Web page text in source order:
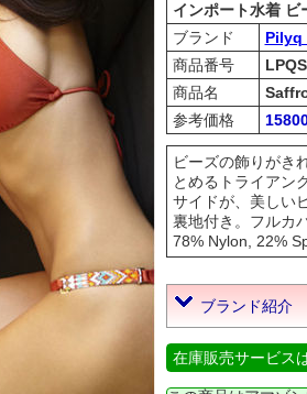
インポート水着 ビ
ブランド
Pilyq
商品番号
商品名
参考価格
ビーズの飾りがき
とめるトライアン
サイドが、美しい
裏地付き。フルカ
78% Nylon, 22%
ブランド紹介
在庫販売サービス